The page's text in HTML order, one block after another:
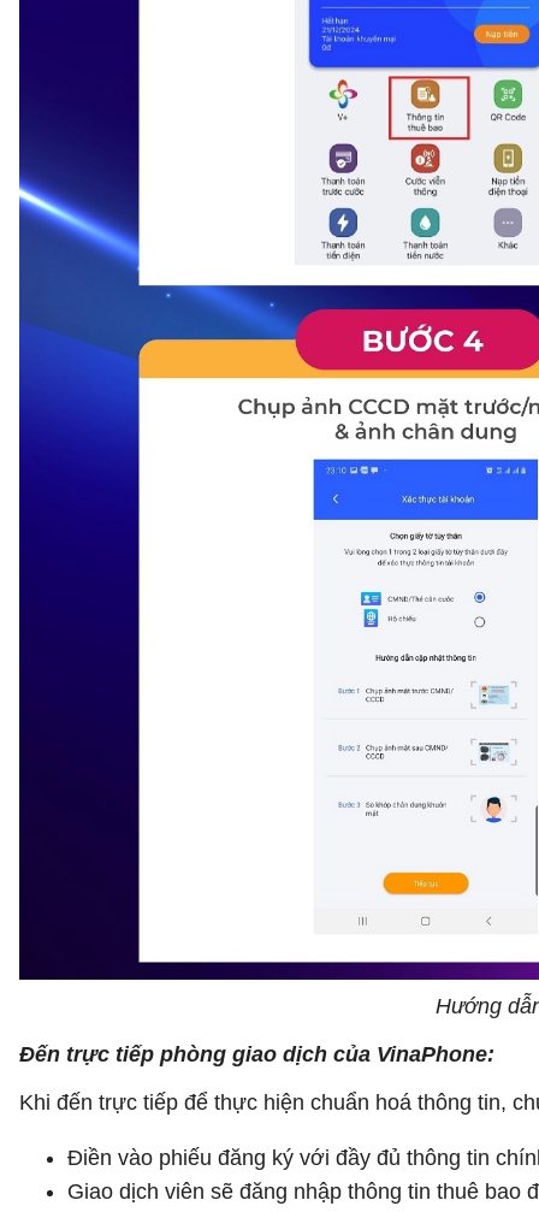
Hướng
Đến trực tiếp phòng giao dịch của VinaPhone:
Khi đến trực tiếp để thực hiện chuẩn hoá thông tin,
Điền vào phiếu đăng ký với đầy đủ thông tin
Giao dịch viên sẽ đăng nhập thông tin thuê bao